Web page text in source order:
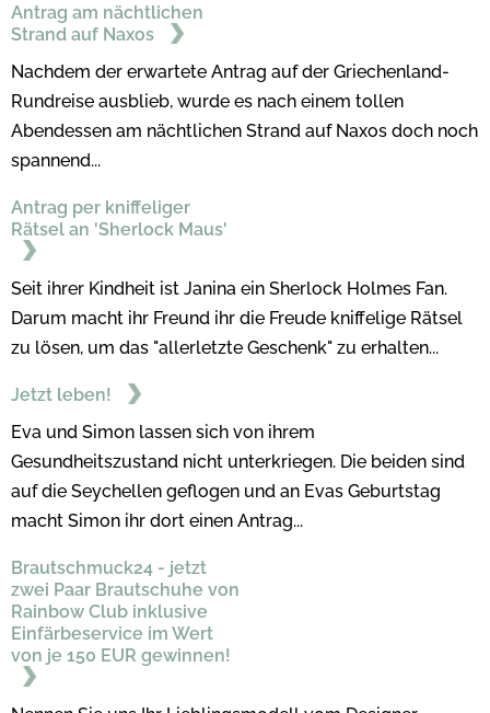
Antrag am nächtlichen
Strand auf Naxos
Nachdem der erwartete Antrag auf der Griechenland-
Rundreise ausblieb, wurde es nach einem tollen
Abendessen am nächtlichen Strand auf Naxos doch noch
spannend...
Antrag per kniffeliger
Rätsel an 'Sherlock Maus'
Seit ihrer Kindheit ist Janina ein Sherlock Holmes Fan.
Darum macht ihr Freund ihr die Freude kniffelige Rätsel
zu lösen, um das "allerletzte Geschenk" zu erhalten...
Jetzt leben!
Eva und Simon lassen sich von ihrem
Gesundheitszustand nicht unterkriegen. Die beiden sind
auf die Seychellen geflogen und an Evas Geburtstag
macht Simon ihr dort einen Antrag...
Brautschmuck24 - jetzt
zwei Paar Brautschuhe von
Rainbow Club inklusive
Einfärbeservice im Wert
von je 150 EUR gewinnen!